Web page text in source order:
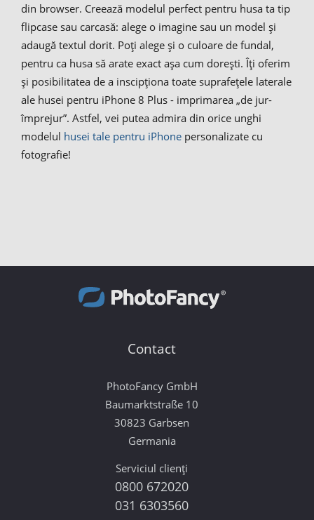
din browser. Creează modelul perfect pentru husa ta tip
flipcase sau carcasă: alege o imagine sau un model și
adaugă textul dorit. Poți alege și o culoare de fundal,
pentru ca husa să arate exact așa cum dorești. Îți oferim
și posibilitatea de a inscipționa toate suprafețele laterale
ale husei pentru iPhone 8 Plus - imprimarea „de jur-
împrejur”. Astfel, vei putea admira din orice unghi
modelul husei tale pentru iPhone personalizate cu
fotografie!
Contact
PhotoFancy GmbH
Baumarktstraße 10
30823 Garbsen
Germania
Serviciul clienți
0800 672020
031 6303560